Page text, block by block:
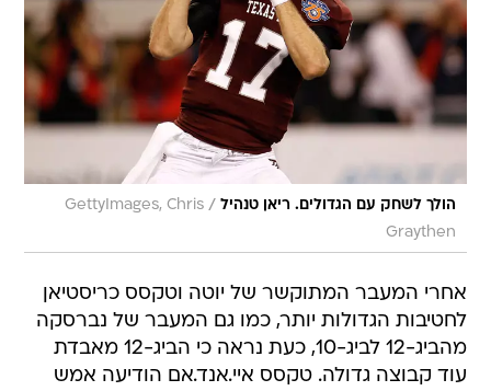
הולך לשחק עם הגדולים. ריאן טנהיל /
GettyImages, Chris
Graythen
אחרי המעבר המתוקשר של יוטה וטקסס כריסטיאן
לחטיבות הגדולות יותר, כמו גם המעבר של נברסקה
מהביג-12 לביג-10, כעת נראה כי הביג-12 מאבדת
עוד קבוצה גדולה. טקסס איי.אנד.אם הודיעה אמש